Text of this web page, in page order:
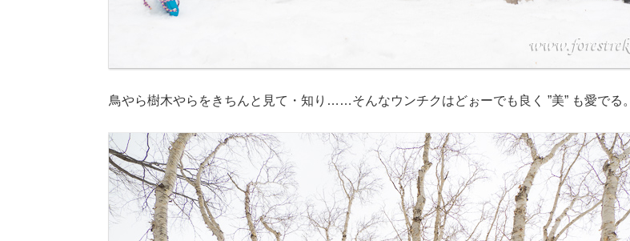
鳥やら樹木やらをきちんと見て・知り……そんなウンチクはどぉーでも良く ”美” も愛でる。